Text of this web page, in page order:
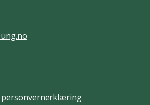
personvernerklæring